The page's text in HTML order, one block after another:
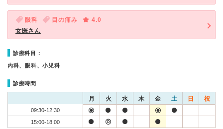
眼科 目の痛み
4.0
女医さん
診療科目：
内科、眼科、小児科
診療時間
月 火 水 木 金 土 日 祝
09:30-12:30
15:00-18:00